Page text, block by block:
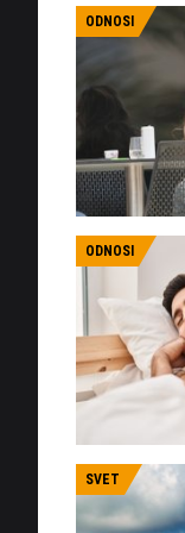
ODNOSI
ODNOSI
SVET